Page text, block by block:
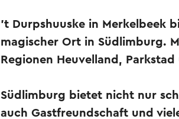
't Durpshuuske in Merkelbeek
magischer Ort in Südlimburg.
Regionen Heuvelland,
Südlimburg bietet nicht nur
auch Gastfreundschaft und